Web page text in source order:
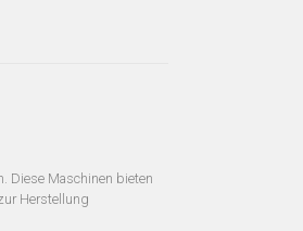
Diese Maschinen bieten
Herstellung